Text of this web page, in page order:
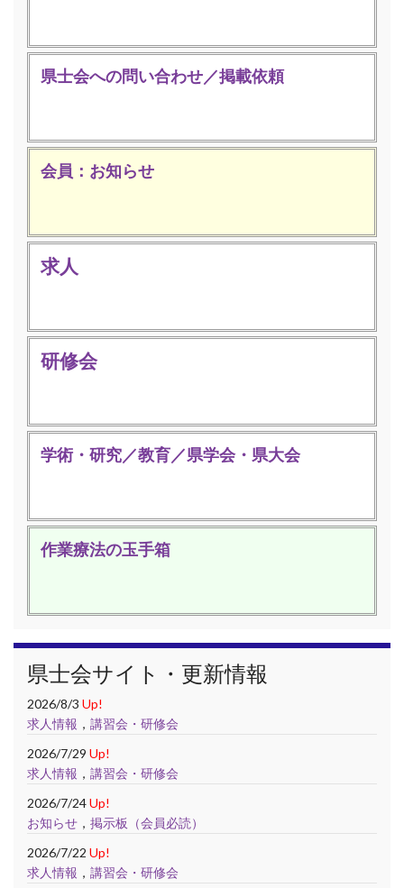
県士会への問い合わせ／掲載依頼
会員：お知らせ
求人
研修会
学術・研究／教育／県学会・県大会
作業療法の玉手箱
県士会サイト・更新情報
2026/8/3 Up!
求人情報 ， 講習会・研修会
2026/7/29 Up!
求人情報 ， 講習会・研修会
2026/7/24Up!
お知らせ ， 掲示板（会員必読）
2026/7/22 Up!
求人情報 ， 講習会・研修会